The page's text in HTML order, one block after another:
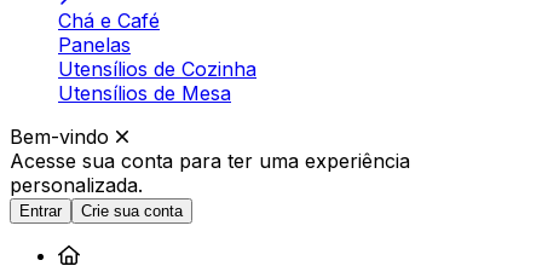
Chá e Café
Panelas
Utensílios de Cozinha
Utensílios de Mesa
Bem-vindo
Acesse sua conta para ter uma experiência
personalizada.
Entrar Crie sua conta